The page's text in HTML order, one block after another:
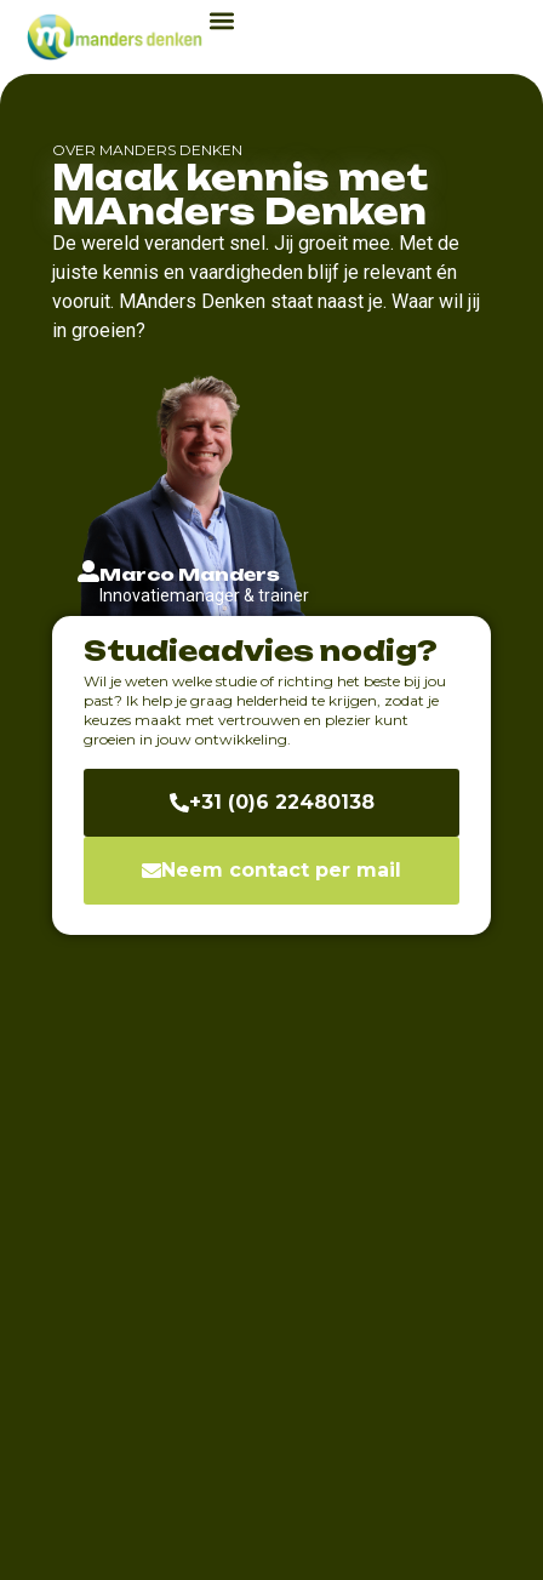
OVER MANDERS DENKEN
Maak kennis met
MAnders Denken
De wereld verandert snel. Jij groeit mee. Met de
juiste kennis en vaardigheden blijf je relevant én
vooruit. MAnders Denken staat naast je. Waar wil jij
in groeien?
Marco Manders
Innovatiemanager & trainer
Studieadvies nodig?
Wil je weten welke studie of richting het beste bij jou
past? Ik help je graag helderheid te krijgen, zodat je
keuzes maakt met vertrouwen en plezier kunt
groeien in jouw ontwikkeling.
+31 (0)6 22480138
Neem contact per mail